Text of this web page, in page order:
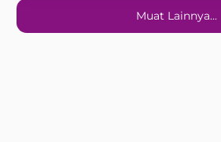
Muat Lainnya...